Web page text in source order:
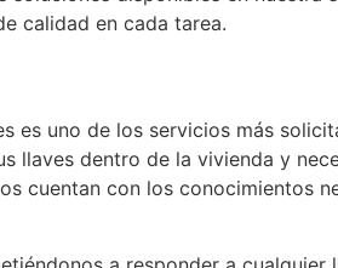
calidad en cada tarea.
uno de los servicios más
llaves dentro de la vivienda y
cuentan con los conocimientos